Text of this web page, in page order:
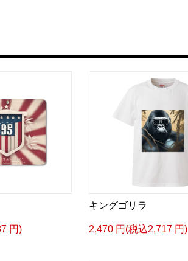
円)
キングゴリラ
2,470 円(税込2,717 円)